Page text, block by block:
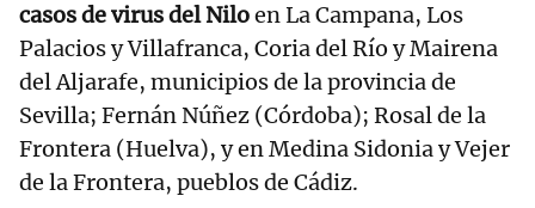
casos de virus del Niloen La Campana, Los
Palacios y Villafranca, Coria del Río y Mairena
del Aljarafe, municipios de la provincia de
Sevilla; Fernán Núñez (Córdoba); Rosal de la
Frontera (Huelva), y en Medina Sidonia y Vejer
de la Frontera, pueblos de Cádiz.